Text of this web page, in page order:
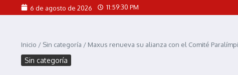
Saltar al contenido6 de agosto de 2026 11:59:32 PM
Inicio / Sin categoría / Maxus renueva su alianza con el Comité
Sin categoría